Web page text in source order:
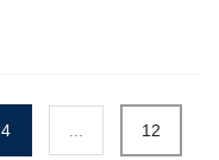
4 ... 12